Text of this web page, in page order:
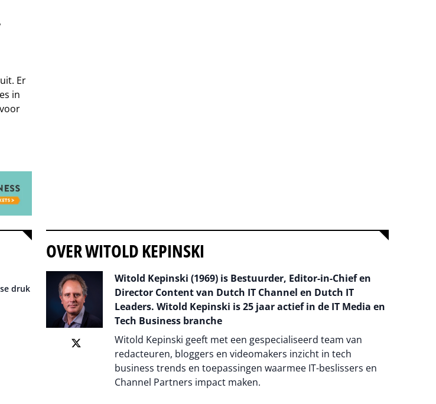
Er
in
druk
OVER WITOLD KEPINSKI
Witold Kepinski (1969) is Bestuurder, Editor-in-Chief en
Director Content van Dutch IT Channel en Dutch IT
Leaders. Witold Kepinski is 25 jaar actief in de IT Media en
Tech Business branche
Witold Kepinski geeft met een gespecialiseerd team van
redacteuren, bloggers en videomakers inzicht in tech
business trends en toepassingen waarmee IT-beslissers en
Channel Partners impact maken.